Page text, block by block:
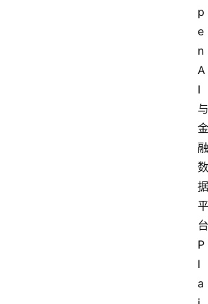
p
e
n
A
I
与
金
融
数
据
平
台
P
l
a